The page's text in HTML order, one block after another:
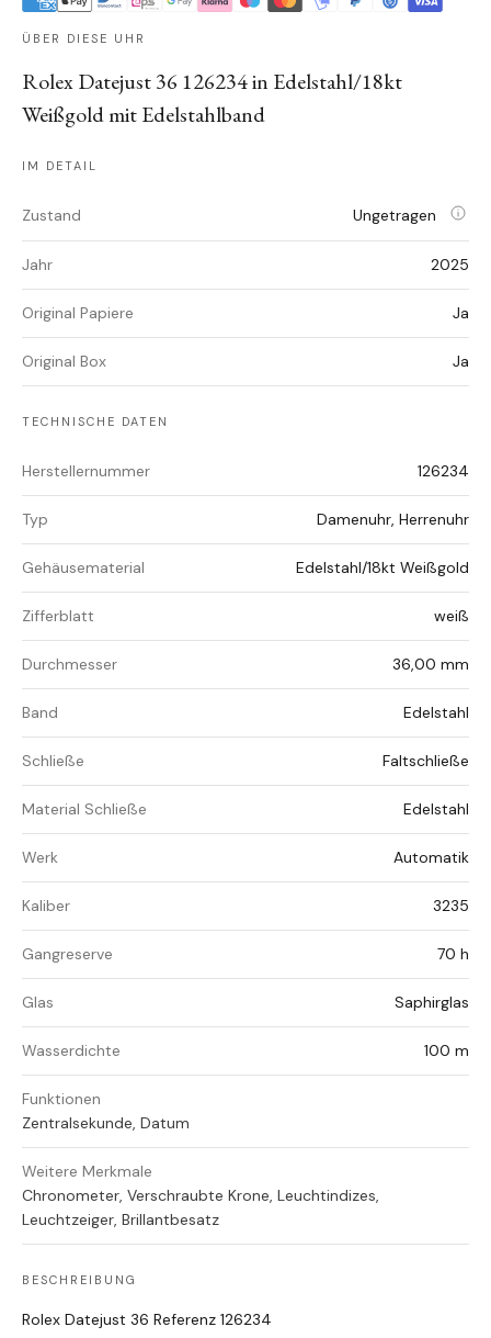
ÜBER DIESE UHR
Rolex Datejust 36 126234 in Edelstahl/18kt
Weißgold mit Edelstahlband
IM DETAIL
Zustand Ungetragen
Jahr 2025
Original Papiere Ja
Original Box Ja
TECHNISCHE DATEN
Herstellernummer 126234
Typ Damenuhr, Herrenuhr
Gehäusematerial Edelstahl/18kt Weißgold
Zifferblatt weiß
Durchmesser 36,00 mm
Band Edelstahl
Schließe Faltschließe
Material Schließe Edelstahl
Werk Automatik
Kaliber 3235
Gangreserve 70 h
Glas Saphirglas
Wasserdichte 100 m
Funktionen
Zentralsekunde, Datum
Weitere Merkmale
Chronometer, Verschraubte Krone, Leuchtindizes,
Leuchtzeiger, Brillantbesatz
BESCHREIBUNG
Rolex Datejust 36 Referenz 126234